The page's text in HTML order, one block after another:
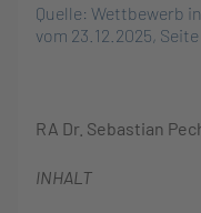
Quelle: Wettbewerb
vom 23.12.2025, Seite
RA Dr. Sebastian
INHALT